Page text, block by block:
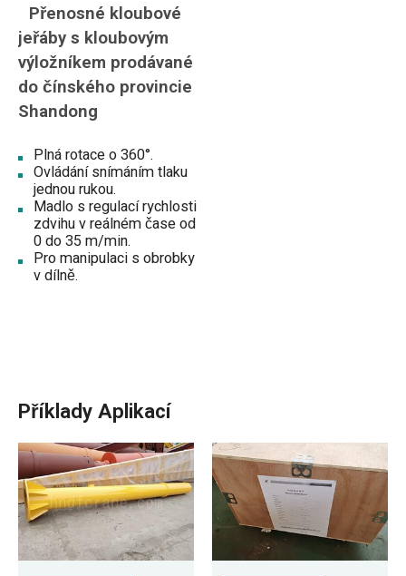
Přenosné kloubové
jeřáby s kloubovým
výložníkem prodávané
do čínského provincie
Shandong
Plná rotace o 360°.
Ovládání snímáním tlaku
jednou rukou.
Madlo s regulací rychlosti
zdvihu v reálném čase od
0 do 35 m/min.
Pro manipulaci s obrobky
v dílně.
Příklady Aplikací